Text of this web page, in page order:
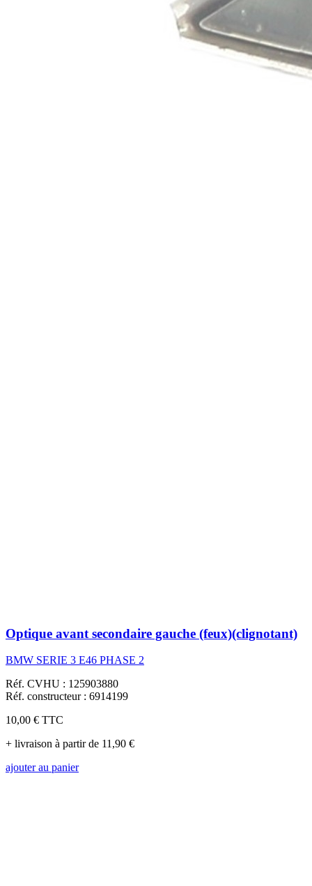
Optique avant secondaire gauche (feux)(clignotant)
BMW SERIE 3 E46 PHASE 2
Réf. CVHU : 125903880
Réf. constructeur : 6914199
10,00 € TTC
+ livraison à partir de 11,90 €
ajouter au panier